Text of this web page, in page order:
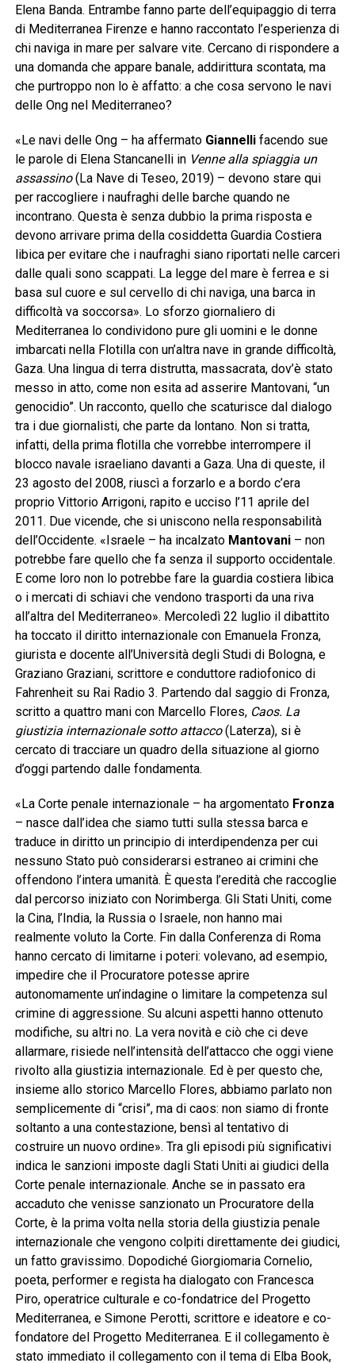
Elena Banda. Entrambe fanno parte dell’equipaggio di terra
di Mediterranea Firenze e hanno raccontato l’esperienza di
chi naviga in mare per salvare vite. Cercano di rispondere a
una domanda che appare banale, addirittura scontata, ma
che purtroppo non lo è affatto: a che cosa servono le navi
delle Ong nel Mediterraneo?
«Le navi delle Ong – ha affermato Giannellifacendo sue
le parole di Elena Stancanelli in Venne alla spiaggia un
assassino(La Nave di Teseo, 2019) – devono stare qui
per raccogliere i naufraghi delle barche quando ne
incontrano. Questa è senza dubbio la prima risposta e
devono arrivare prima della cosiddetta Guardia Costiera
libica per evitare che i naufraghi siano riportati nelle carceri
dalle quali sono scappati. La legge del mare è ferrea e si
basa sul cuore e sul cervello di chi naviga, una barca in
difficoltà va soccorsa». Lo sforzo giornaliero di
Mediterranea lo condividono pure gli uomini e le donne
imbarcati nella Flotilla con un’altra nave in grande difficoltà,
Gaza. Una lingua di terra distrutta, massacrata, dov’è stato
messo in atto, come non esita ad asserire Mantovani, “un
genocidio”. Un racconto, quello che scaturisce dal dialogo
tra i due giornalisti, che parte da lontano. Non si tratta,
infatti, della prima flotilla che vorrebbe interrompere il
blocco navale israeliano davanti a Gaza. Una di queste, il
23 agosto del 2008, riuscì a forzarlo e a bordo c’era
proprio Vittorio Arrigoni, rapito e ucciso l’11 aprile del
2011. Due vicende, che si uniscono nella responsabilità
dell’Occidente. «Israele – ha incalzato Mantovani– non
potrebbe fare quello che fa senza il supporto occidentale.
E come loro non lo potrebbe fare la guardia costiera libica
o i mercati di schiavi che vendono trasporti da una riva
all’altra del Mediterraneo». Mercoledì 22 luglio il dibattito
ha toccato il diritto internazionale con Emanuela Fronza,
giurista e docente all’Università degli Studi di Bologna, e
Graziano Graziani, scrittore e conduttore radiofonico di
Fahrenheit su Rai Radio 3. Partendo dal saggio di Fronza,
scritto a quattro mani con Marcello Flores, Caos. La
giustizia internazionale sotto attacco(Laterza), si è
cercato di tracciare un quadro della situazione al giorno
d’oggi partendo dalle fondamenta.
«La Corte penale internazionale – ha argomentato Fronza
– nasce dall’idea che siamo tutti sulla stessa barca e
traduce in diritto un principio di interdipendenza per cui
nessuno Stato può considerarsi estraneo ai crimini che
offendono l’intera umanità. È questa l’eredità che raccoglie
dal percorso iniziato con Norimberga. Gli Stati Uniti, come
la Cina, l’India, la Russia o Israele, non hanno mai
realmente voluto la Corte. Fin dalla Conferenza di Roma
hanno cercato di limitarne i poteri: volevano, ad esempio,
impedire che il Procuratore potesse aprire
autonomamente un’indagine o limitare la competenza sul
crimine di aggressione. Su alcuni aspetti hanno ottenuto
modifiche, su altri no. La vera novità e ciò che ci deve
allarmare, risiede nell’intensità dell’attacco che oggi viene
rivolto alla giustizia internazionale. Ed è per questo che,
insieme allo storico Marcello Flores, abbiamo parlato non
semplicemente di “crisi”, ma di caos: non siamo di fronte
soltanto a una contestazione, bensì al tentativo di
costruire un nuovo ordine». Tra gli episodi più significativi
indica le sanzioni imposte dagli Stati Uniti ai giudici della
Corte penale internazionale. Anche se in passato era
accaduto che venisse sanzionato un Procuratore della
Corte, è la prima volta nella storia della giustizia penale
internazionale che vengono colpiti direttamente dei giudici,
un fatto gravissimo. Dopodiché Giorgiomaria Cornelio,
poeta, performer e regista ha dialogato con Francesca
Piro, operatrice culturale e co-fondatrice del Progetto
Mediterranea, e Simone Perotti, scrittore e ideatore e co-
fondatore del Progetto Mediterranea. E il collegamento è
stato immediato il collegamento con il tema di Elba Book,